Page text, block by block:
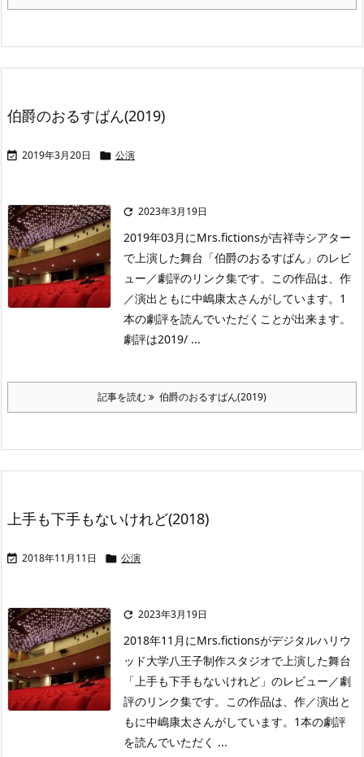
伯爵のおるすばん(2019)
 2019年3月20日  公演
 2023年3月19日
2019年03月にMrs.fictionsが吉祥寺シアター
で上演した舞台「伯爵のおるすばん」のレビ
ュー／劇評のリンク集です。この作品は、作
／演出ともに中嶋康太さんがしています。1
本の劇評を読んでいただくことが出来ます。
劇評は2019/ ...
記事を読む 伯爵のおるすばん(2019)
上手も下手もないけれど(2018)
 2018年11月11日  公演
 2023年3月19日
2018年11月にMrs.fictionsがデジタルハリウ
ッド大学八王子制作スタジオで上演した舞台
「上手も下手もないけれど」のレビュー／劇
評のリンク集です。この作品は、作／演出と
もに中嶋康太さんがしています。1本の劇評
を読んでいただく ...